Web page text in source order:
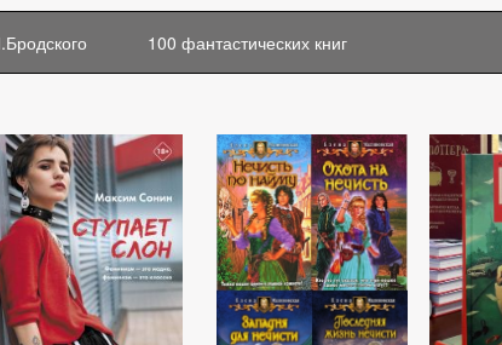
100 фантастических книг